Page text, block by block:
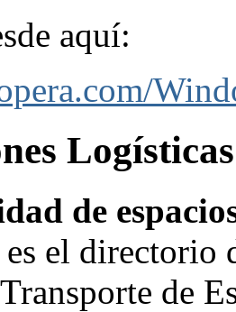
aquí:
de
es el directorio
de